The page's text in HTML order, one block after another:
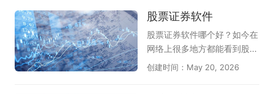
器。这些专为电脑端设计的浏
览器将AI深度融入每个操作，
能理解您的指令并自主完成任
如果你还没有使用，赶快在此
有值得信赖的新型AI翻译助
手，它们是豆包、夸克、文小
言、腾讯元宝，内部都自带了
学习还是阅读外文文献，这里
装大师、小鱼一键重装系统工
具等多款实用工具，软件纯净
度高、适配性强，支持全自动
智能装机、驱动适配、系统还
原等功能，适配家用、办公各
股票证券软件
股票证券软件哪个好？如今在
网络上很多地方都能看到股票
证券的话题，的确近几年股市
创建时间：May 20, 2026